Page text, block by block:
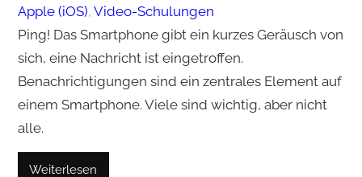
Apple (iOS), Video-Schulungen
Ping! Das Smartphone gibt ein kurzes Geräusch von
sich, eine Nachricht ist eingetroffen.
Benachrichtigungen sind ein zentrales Element auf
einem Smartphone. Viele sind wichtig, aber nicht
alle.
Weiterlesen